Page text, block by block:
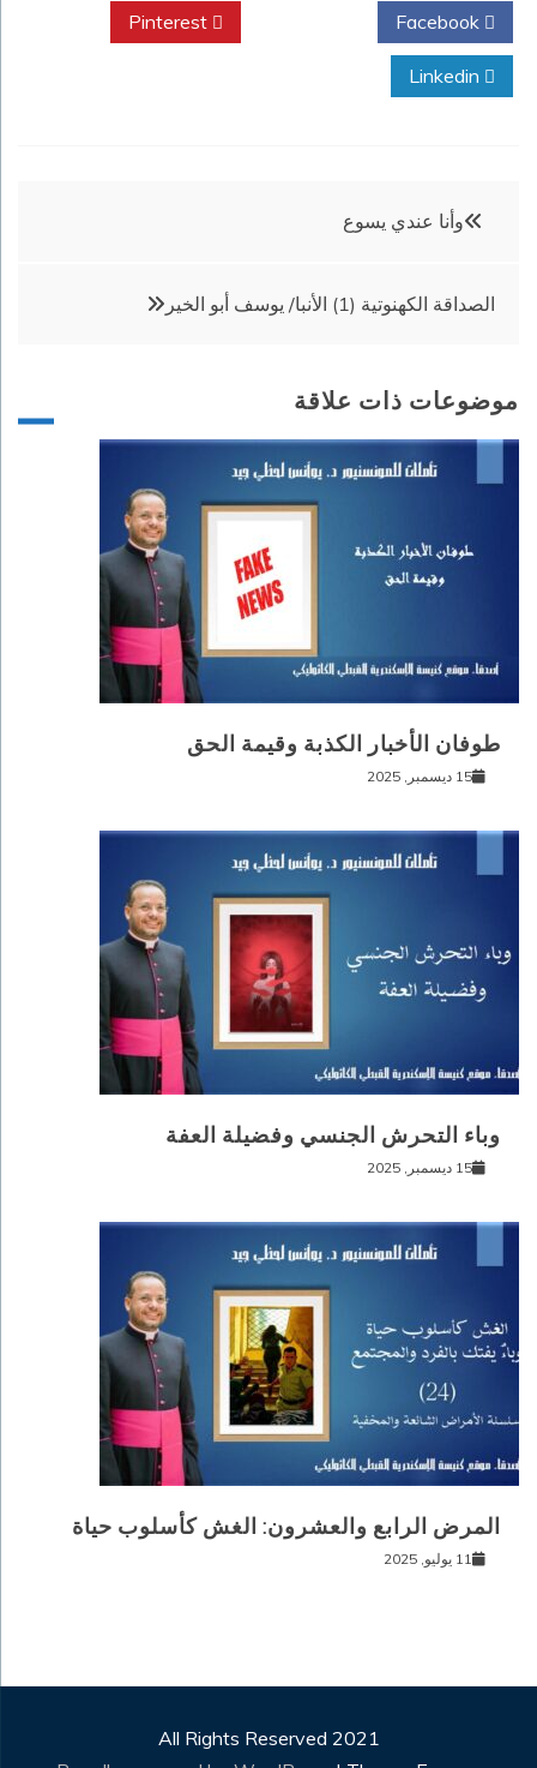
تصفّح
وأنا عندي يسوع
الصداقة الكهنوتية (1) الأنبا/ يوسف أبو الخير
موضوعات ذات علاقة
طوفان الأخبار الكذبة وقيمة الحق
15 ديسمبر, 2025
وباء التحرش الجنسي وفضيلة العفة
15 ديسمبر, 2025
المرض الرابع والعشرون: الغش كأسلوب حياة
11 يوليو, 2025
All Rights Reserved 2021